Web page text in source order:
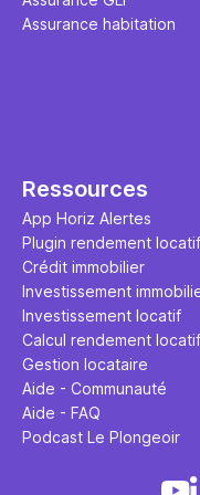
Assurance habitation
Ressources
App Horiz Alertes
Plugin rendement locatif
Crédit immobilier
Investissement
Investissement locatif
Calcul rendement locatif
Gestion locataire
Aide - Communauté
Aide - FAQ
Podcast Le Plongeoir